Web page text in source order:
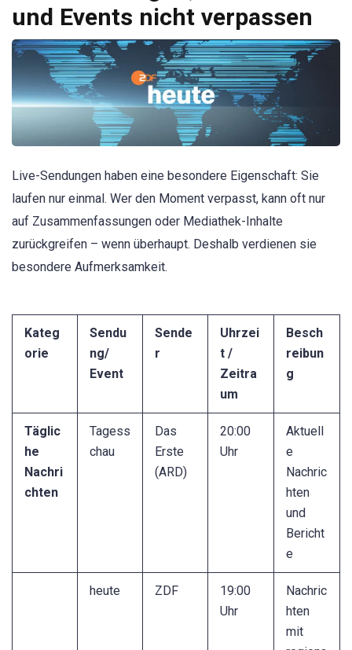
und Events nicht verpassen
Live-Sendungen haben eine besondere Eigenschaft: Sie
laufen nur einmal. Wer den Moment verpasst, kann oft nur
auf Zusammenfassungen oder Mediathek-Inhalte
zurückgreifen – wenn überhaupt. Deshalb verdienen sie
besondere Aufmerksamkeit.
Kateg
orie
Sendu
ng/
Event
Sende
r
Uhrzei
t /
Zeitra
um
Besch
reibun
g
Täglic
he
Nachri
chten
Tagess
chau
Das
Erste
(ARD)
20:00
Uhr
Aktuell
e
Nachric
hten
und
Bericht
e
heute ZDF
19:00
Uhr
Nachric
hten
mit